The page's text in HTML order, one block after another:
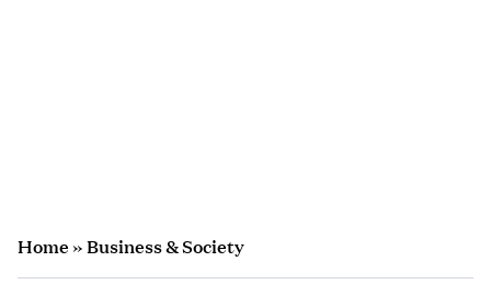
Home»Business & Society